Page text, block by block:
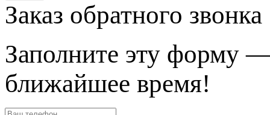
Заказ обратного звонка
Заполните эту форму
ближайшее время!